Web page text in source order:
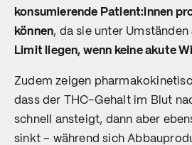
konsumierende Patient:innen
können, da sie unter Umständen
Limit liegen, wenn keine akute
Zudem zeigen
dass der THC-Gehalt im Blut
schnell ansteigt, dann aber
sinkt – während sich